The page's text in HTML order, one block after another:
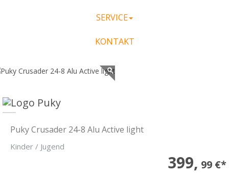
SERVICE
KONTAKT
Puky Crusader 24-8 Alu Active light
Kinder / Jugend
399, 99 €*